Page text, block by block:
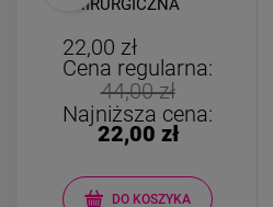
CHIRURGICZNA
biały
22,00 zł
Cena regularna:
44,00 zł
Najniższa cena:
22,00 zł
DO KOSZYKA